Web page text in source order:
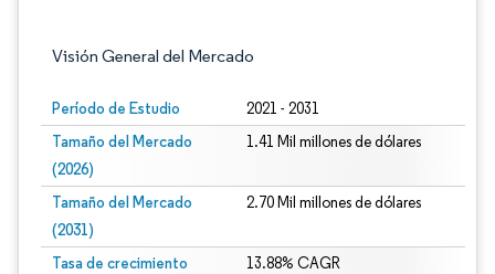
Visión General del Mercado
Período de Estudio 2021 - 2031
Tamaño del Mercado
(2026)
1.41 Mil millones de dólares
Tamaño del Mercado
(2031)
2.70 Mil millones de dólares
Tasa de crecimiento
13.88% CAGR